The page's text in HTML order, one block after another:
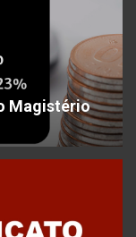
Magistério